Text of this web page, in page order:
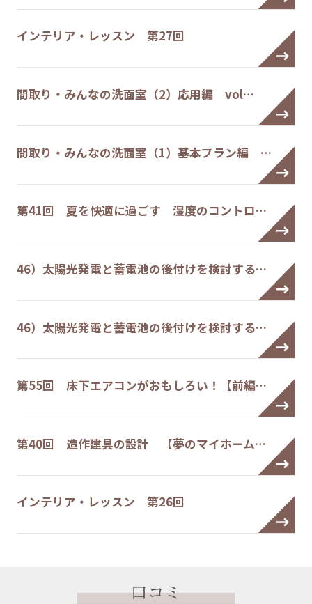
インテリア・レッスン 第27回
間取り・みんなの洗面室（2）応用編 vol…
間取り・みんなの洗面室（1）基本プラン編 …
第41回 夏を快適に過ごす 湿度のコントロ…
46）太陽光発電と蓄電池の後付けを検討する…
46）太陽光発電と蓄電池の後付けを検討する…
第55回 床下エアコンがおもしろい！【前編…
第40回 造作建具の設計 【夢のマイホーム…
インテリア・レッスン 第26回
口コミ